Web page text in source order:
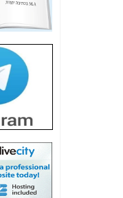
הדומה
4000"
הסלולר -
חשיפת
רוצים
פריסת
(בניחוח
כאן
חשיפה:
אישר
בדיוק